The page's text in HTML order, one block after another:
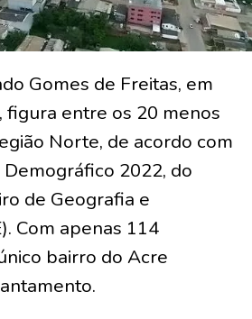
Gomes de Freitas, em
figura entre os 20 menos
Norte, de acordo com
2022, do
de Geografia e
Com apenas 114
bairro do Acre